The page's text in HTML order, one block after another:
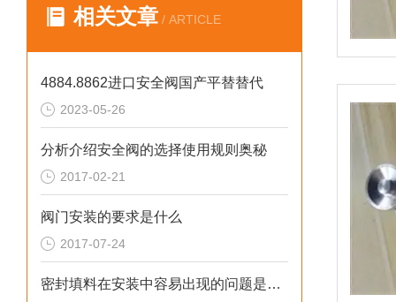
相关文章 / ARTICLE
4884.8862进口安全阀国产平替替代
2023-05-26
分析介绍安全阀的选择使用规则奥秘
2017-02-21
阀门安装的要求是什么
2017-07-24
密封填料在安装中容易出现的问题是什么